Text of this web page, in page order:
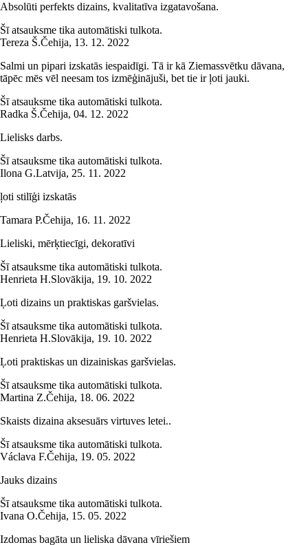
Absolūti perfekts dizains, kvalitatīva izgatavošana.
Šī atsauksme tika automātiski tulkota.
Tereza Š.Čehija, 13. 12. 2022
Salmi un pipari izskatās iespaidīgi. Tā ir kā Ziemassvētku dāvana,
tāpēc mēs vēl neesam tos izmēģinājuši, bet tie ir ļoti jauki.
Šī atsauksme tika automātiski tulkota.
Radka Š.Čehija, 04. 12. 2022
Lielisks darbs.
Šī atsauksme tika automātiski tulkota.
Ilona G.Latvija, 25. 11. 2022
ļoti stilīģi izskatās
Tamara P.Čehija, 16. 11. 2022
Lieliski, mērķtiecīgi, dekoratīvi
Šī atsauksme tika automātiski tulkota.
Henrieta H.Slovākija, 19. 10. 2022
Ļoti dizains un praktiskas garšvielas.
Šī atsauksme tika automātiski tulkota.
Henrieta H.Slovākija, 19. 10. 2022
Ļoti praktiskas un dizainiskas garšvielas.
Šī atsauksme tika automātiski tulkota.
Martina Z.Čehija, 18. 06. 2022
Skaists dizaina aksesuārs virtuves letei..
Šī atsauksme tika automātiski tulkota.
Václava F.Čehija, 19. 05. 2022
Jauks dizains
Šī atsauksme tika automātiski tulkota.
Ivana O.Čehija, 15. 05. 2022
Izdomas bagāta un lieliska dāvana vīriešiem